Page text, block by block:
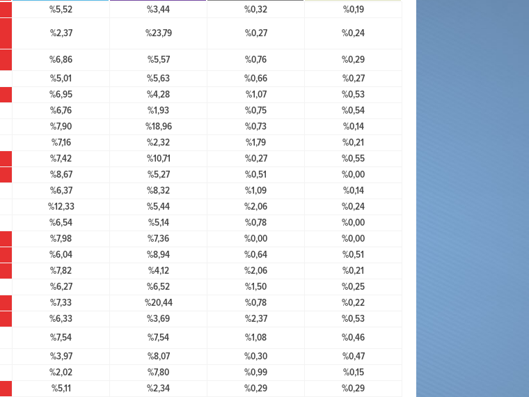
%5,52 %3,44 %0,32
%0,19
%2,37 %23,79 %0,27 %0,24
%6,86 %5,57 %0,76
%0,29
%5,01 %5,63 %0,66
%0,27
%6,95 %4,28 %1,07
%0,53
%6,76 %1,93 %0,75
%0,54
%7,90 %18,96 %0,73
%0,14
%7,16 %2,32 %1,79
%0,21
%7,42 %10,71 %0,27
%0,55
%8,67 %5,27 %0,51
%0,00
%6,37 %8,32 %1,09
%0,14
%12,33 %5,44 %2,06
%0,24
%6,54 %5,14 %0,78
%0,00
%7,98 %7,36 %0,00
%0,00
%6,04 %8,94 %0,64
%0,51
%7,82 %4,12 %2,06
%0,21
%6,27 %6,52 %1,50
%0,25
%7,33 %20,44 %0,78
%0,22
%6,33 %3,69 %2,37
%0,53
%7,54 %7,54 %1,08
%0,46
%3,97 %8,07 %0,30
%0,47
%2,02 %7,80 %0,99
%0,15
%5,11 %2,34 %0,29
%0,29